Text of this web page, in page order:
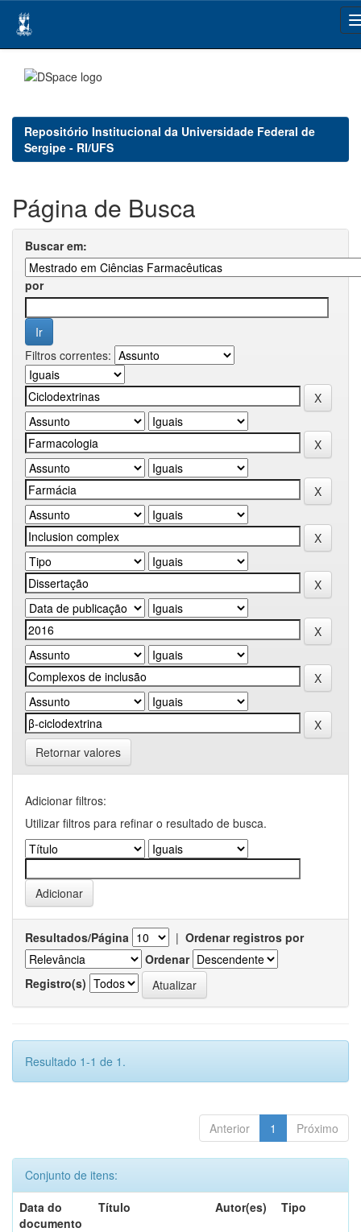
navigation
Repositório Institucional da Universidade Federal de
Sergipe - RI/UFS
Página de Busca
Buscar em:
por
Filtros correntes:
Retornar valores
Adicionar filtros:
Utilizar filtros para refinar o resultado de busca.
Resultados/Página | Ordenar registros por
Ordenar
Registro(s)
Resultado 1-1 de 1.
Anterior 1 Próximo
Conjunto de itens:
Data do
documento
Título Autor(es) Tipo